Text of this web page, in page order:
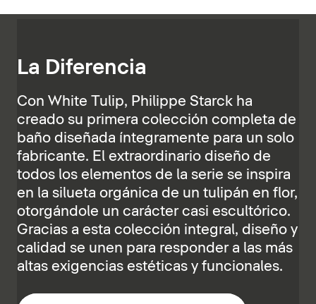
La Diferencia
Con White Tulip, Philippe Starck ha
creado su primera colección completa de
baño diseñada íntegramente para un solo
fabricante. El extraordinario diseño de
todos los elementos de la serie se inspira
en la silueta orgánica de un tulipán en flor,
otorgándole un carácter casi escultórico.
Gracias a esta colección integral, diseño y
calidad se unen para responder a las más
altas exigencias estéticas y funcionales.